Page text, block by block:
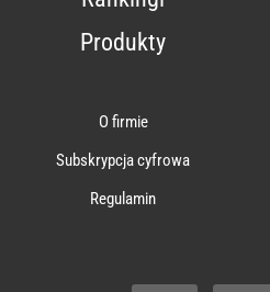
Produkty
O firmie
Subskrypcja cyfrowa
Regulamin